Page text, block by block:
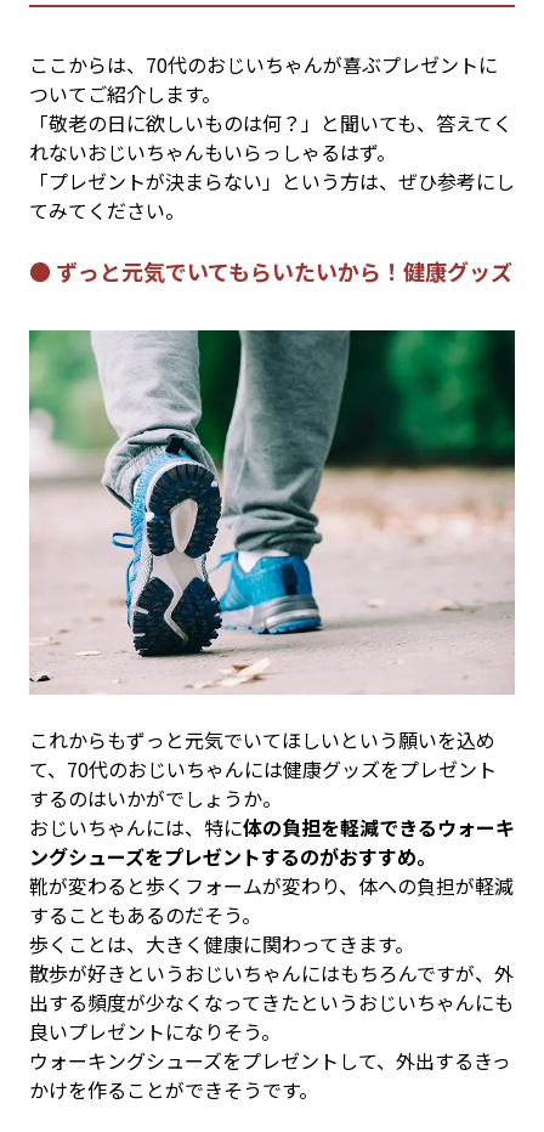
ここからは、70代のおじいちゃんが喜ぶプレゼントに
ついてご紹介します。
「敬老の日に欲しいものは何？」と聞いても、答えてく
れないおじいちゃんもいらっしゃるはず。
「プレゼントが決まらない」という方は、ぜひ参考にし
てみてください。
● ずっと元気でいてもらいたいから！健康グッズ
これからもずっと元気でいてほしいという願いを込め
て、70代のおじいちゃんには健康グッズをプレゼント
するのはいかがでしょうか。
おじいちゃんには、特に体の負担を軽減できるウォーキ
ングシューズをプレゼントするのがおすすめ。
靴が変わると歩くフォームが変わり、体への負担が軽減
することもあるのだそう。
歩くことは、大きく健康に関わってきます。
散歩が好きというおじいちゃんにはもちろんですが、外
出する頻度が少なくなってきたというおじいちゃんにも
良いプレゼントになりそう。
ウォーキングシューズをプレゼントして、外出するきっ
かけを作ることができそうです。